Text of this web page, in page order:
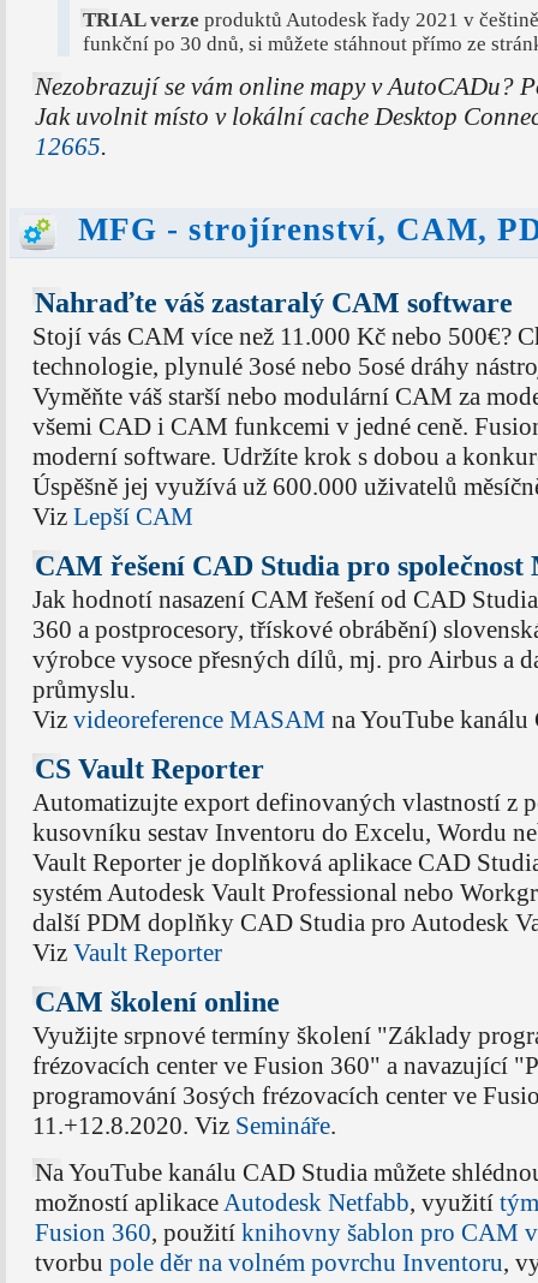
TRIAL verze produktů Autodesk řady 2021 v
funkční po 30 dnů, si můžete stáhnout přímo ze
Nezobrazují se vám online mapy v AutoCADu?
Jak uvolnit místo v lokální cache Desktop
12665.
MFG - strojírenství, CAM,
Nahraďte váš zastaralý CAM software
Stojí vás CAM více než 11.000 Kč nebo 500€?
technologie, plynulé 3osé nebo 5osé dráhy
Vyměňte váš starší nebo modulární CAM za
všemi CAD i CAM funkcemi v jedné ceně.
moderní software. Udržíte krok s dobou a
Úspěšně jej využívá už 600.000 uživatelů
Viz Lepší CAM
CAM řešení CAD Studia pro
Jak hodnotí nasazení CAM řešení od CAD
360 a postprocesory, třískové obrábění)
výrobce vysoce přesných dílů, mj. pro Airbus a
průmyslu.
Viz videoreference MASAM na YouTube
CS Vault Reporter
Automatizujte export definovaných vlastností z
kusovníku sestav Inventoru do Excelu, Wordu
Vault Reporter je doplňková aplikace CAD
systém Autodesk Vault Professional nebo
další PDM doplňky CAD Studia pro Autodesk
Viz Vault Reporter
CAM školení online
Využijte srpnové termíny školení "Základy
frézovacích center ve Fusion 360" a navazující
programování 3osých frézovacích center ve
11.+12.8.2020. Viz Semináře.
Na YouTube kanálu CAD Studia můžete
možností aplikace Autodesk Netfabb, využití
Fusion 360, použití knihovny šablon pro CAM
tvorbu pole děr na volném povrchu Inventoru,